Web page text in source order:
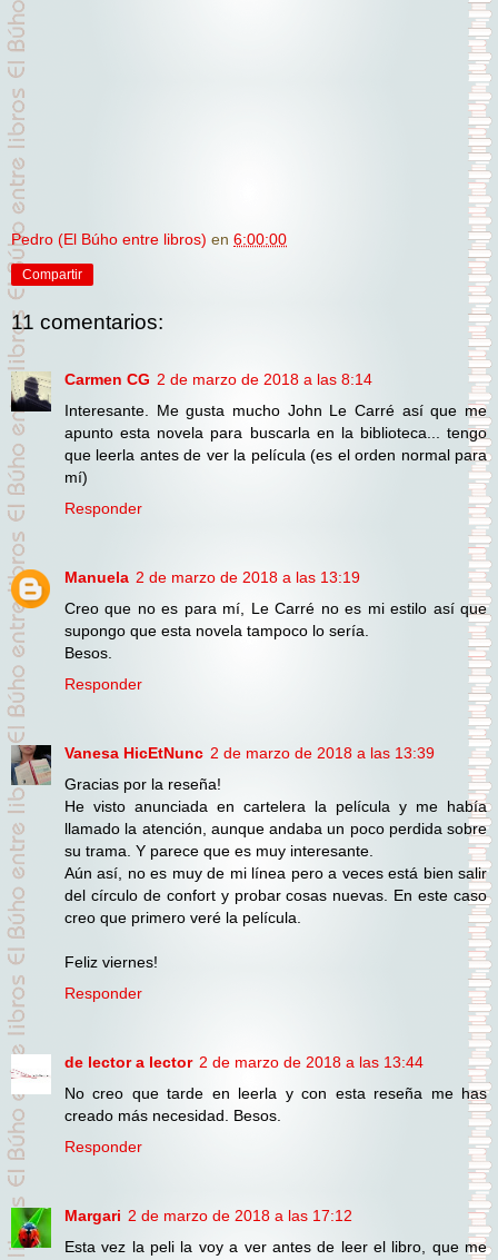
Pedro (El Búho entre libros) en 6:00:00
Compartir
11 comentarios:
Carmen CG 2 de marzo de 2018 a las 8:14
Interesante. Me gusta mucho John Le Carré así que me
apunto esta novela para buscarla en la biblioteca... tengo
que leerla antes de ver la película (es el orden normal para
mí)
Responder
Manuela 2 de marzo de 2018 a las 13:19
Creo que no es para mí, Le Carré no es mi estilo así que
supongo que esta novela tampoco lo sería.
Besos.
Responder
Vanesa HicEtNunc 2 de marzo de 2018 a las 13:39
Gracias por la reseña!
He visto anunciada en cartelera la película y me había
llamado la atención, aunque andaba un poco perdida sobre
su trama. Y parece que es muy interesante.
Aún así, no es muy de mi línea pero a veces está bien salir
del círculo de confort y probar cosas nuevas. En este caso
creo que primero veré la película.
Feliz viernes!
Responder
de lector a lector 2 de marzo de 2018 a las 13:44
No creo que tarde en leerla y con esta reseña me has
creado más necesidad. Besos.
Responder
Margari 2 de marzo de 2018 a las 17:12
Esta vez la peli la voy a ver antes de leer el libro, que me